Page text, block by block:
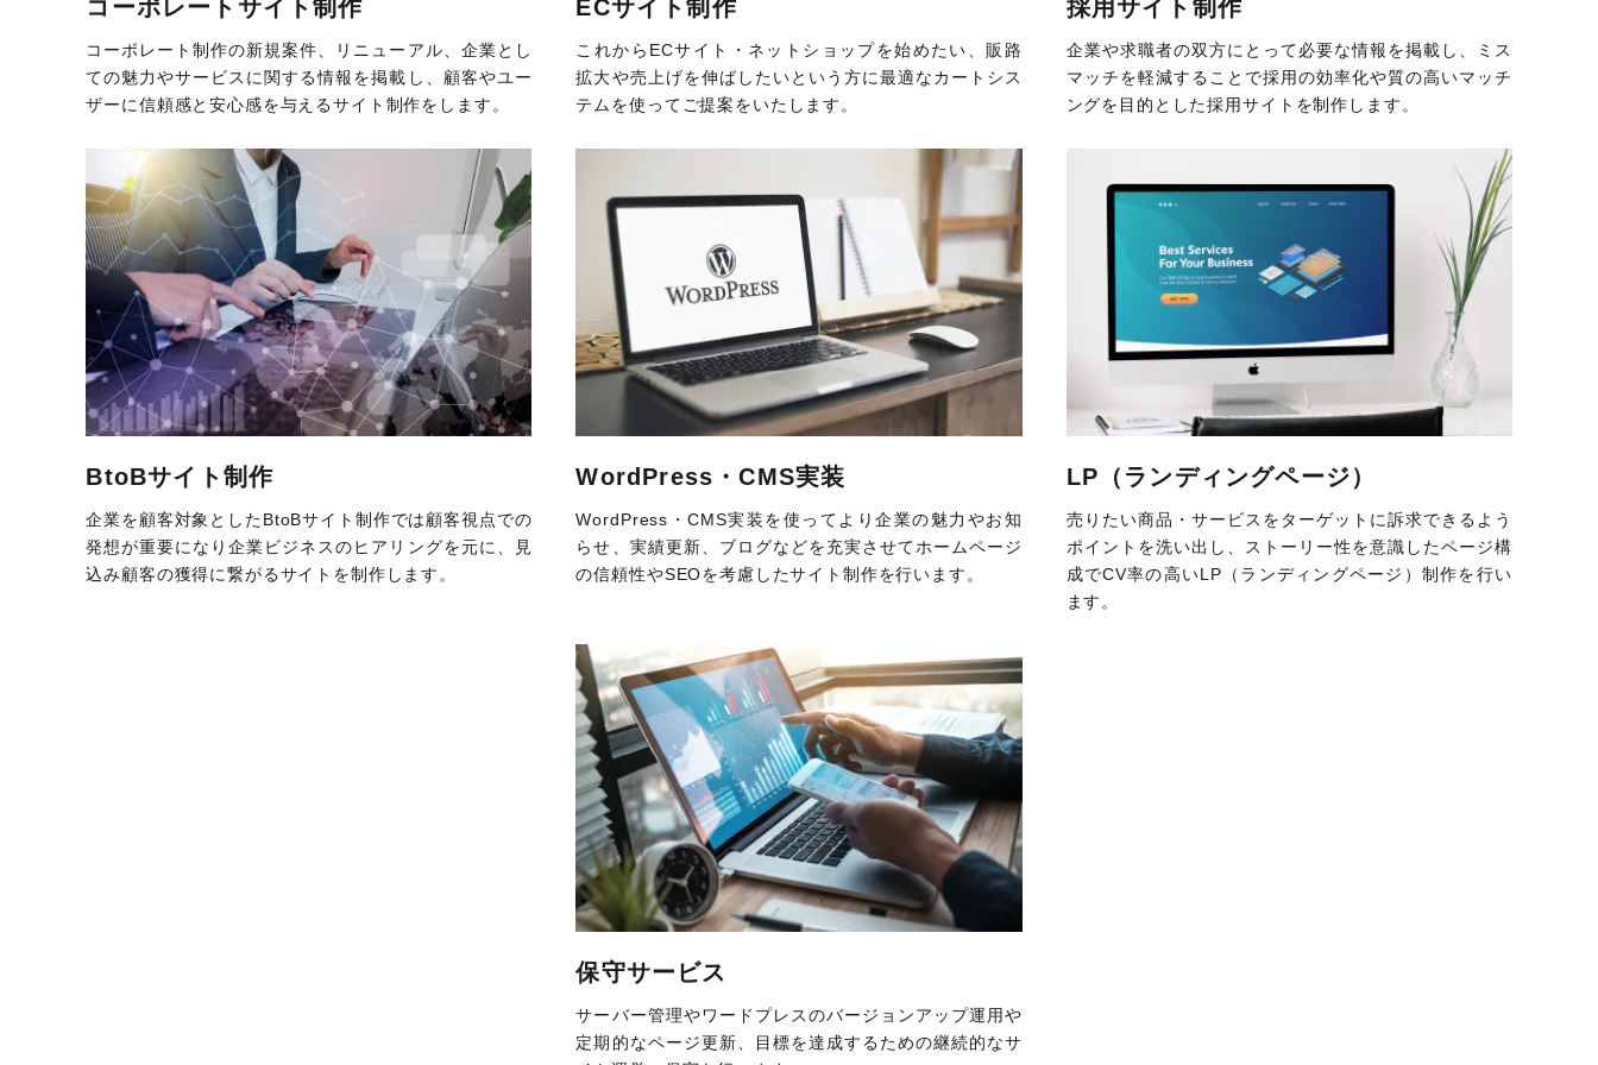
コーポレートサイト制作
コーポレート制作の新規案件、リニューアル、企業とし
ての魅力やサービスに関する情報を掲載し、顧客やユー
ザーに信頼感と安心感を与えるサイト制作をします。
ECサイト制作
これからECサイト・ネットショップを始めたい、販路
拡大や売上げを伸ばしたいという方に最適なカートシス
テムを使ってご提案をいたします。
採用サイト制作
企業や求職者の双方にとって必要な情報を掲載し、ミス
マッチを軽減することで採用の効率化や質の高いマッチ
ングを目的とした採用サイトを制作します。
BtoBサイト制作
企業を顧客対象としたBtoBサイト制作では顧客視点での
発想が重要になり企業ビジネスのヒアリングを元に、見
込み顧客の獲得に繋がるサイトを制作します。
WordPress・CMS実装
WordPress・CMS実装を使ってより企業の魅力やお知
らせ、実績更新、ブログなどを充実させてホームページ
の信頼性やSEOを考慮したサイト制作を行います。
LP（ランディングページ）
売りたい商品・サービスをターゲットに訴求できるよう
ポイントを洗い出し、ストーリー性を意識したページ構
成でCV率の高いLP（ランディングページ）制作を行い
ます。
保守サービス
サーバー管理やワードプレスのバージョンアップ運用や
定期的なページ更新、目標を達成するための継続的なサ